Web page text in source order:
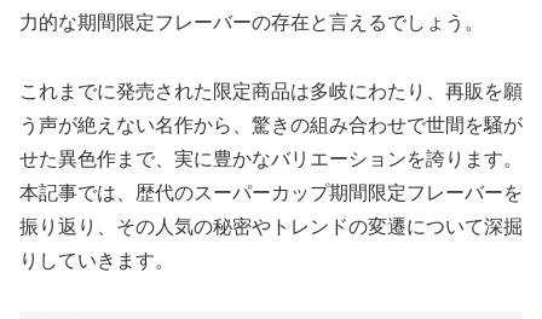
力的な期間限定フレーバーの存在と言えるでしょう。
これまでに発売された限定商品は多岐にわたり、再販を願
う声が絶えない名作から、驚きの組み合わせで世間を騒が
せた異色作まで、実に豊かなバリエーションを誇ります。
本記事では、歴代のスーパーカップ期間限定フレーバーを
振り返り、その人気の秘密やトレンドの変遷について深掘
りしていきます。